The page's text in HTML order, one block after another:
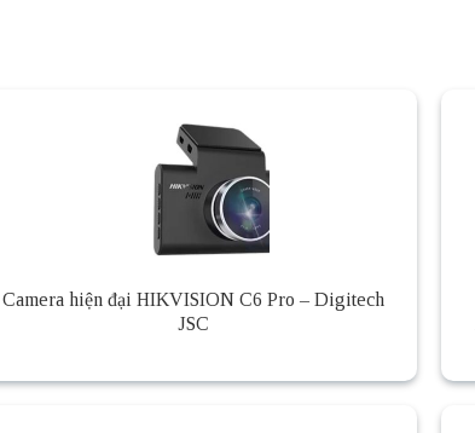
Camera hiện đại HIKVISION C6 Pro – Digitech
JSC